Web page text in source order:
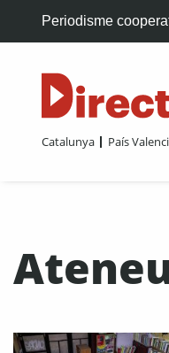
Periodisme
Catalunya País